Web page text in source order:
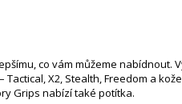
co vám můžeme
X2, Stealth, Freedom a
Grips nabízí také potítka.